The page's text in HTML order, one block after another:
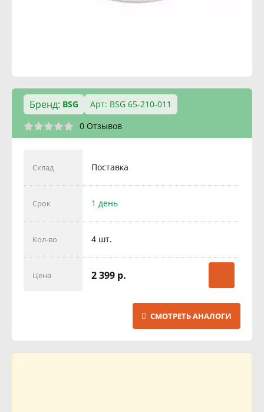
Бренд: BSG
Арт: BSG 65-210-011
0 Отзывов
Склад Поставка
Срок 1 день
Кол-во 4 шт.
Цена 2 399 р.
СМОТРЕТЬ АНАЛОГИ